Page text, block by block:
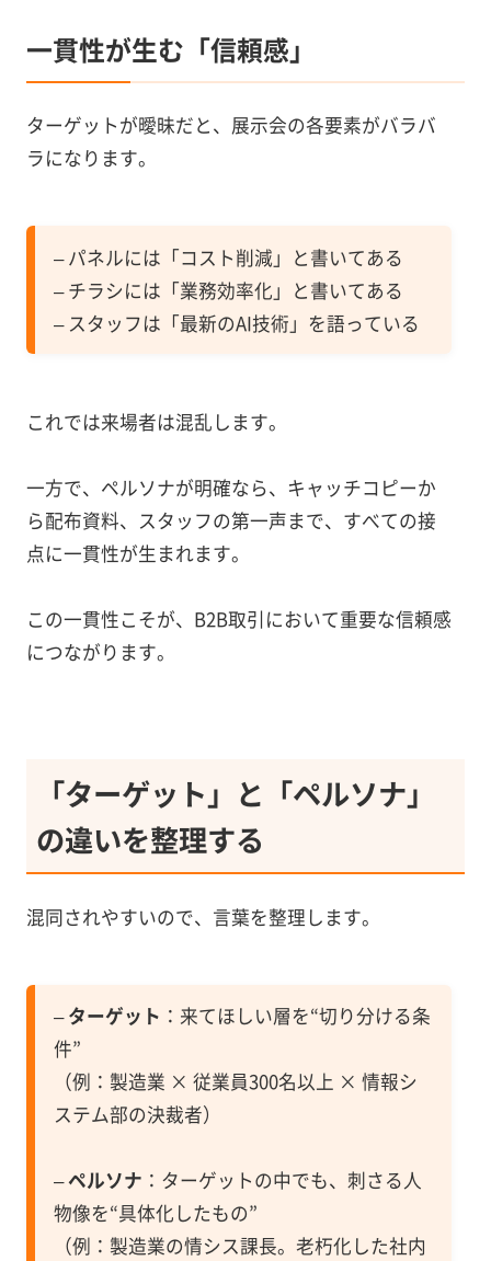
一貫性が生む「信頼感」
ターゲットが曖昧だと、展示会の各要素がバラバ
ラになります。
– パネルには「コスト削減」と書いてある
– チラシには「業務効率化」と書いてある
– スタッフは「最新のAI技術」を語っている
これでは来場者は混乱します。
一方で、ペルソナが明確なら、キャッチコピーか
ら配布資料、スタッフの第一声まで、すべての接
点に一貫性が生まれます。
この一貫性こそが、B2B取引において重要な信頼感
につながります。
「ターゲット」と「ペルソナ」
の違いを整理する
混同されやすいので、言葉を整理します。
–ターゲット ：来てほしい層を“切り分ける条
件”
（例：製造業 × 従業員300名以上 × 情報シ
ステム部の決裁者）
–ペルソナ ：ターゲットの中でも、刺さる人
物像を“具体化したもの”
（例：製造業の情シス課長。老朽化した社内